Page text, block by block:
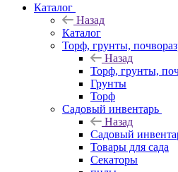
Каталог
Назад
Каталог
Торф, грунты,
Назад
Торф, грунты,
Грунты
Торф
Садовый инвентарь
Назад
Садовый
Товары для сада
Секаторы